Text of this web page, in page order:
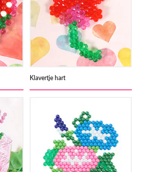
Klavertje hart